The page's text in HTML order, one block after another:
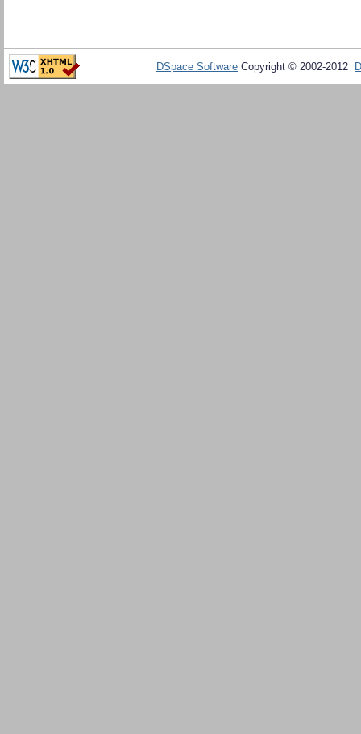
DSpace Software Copyright © 2002-2012